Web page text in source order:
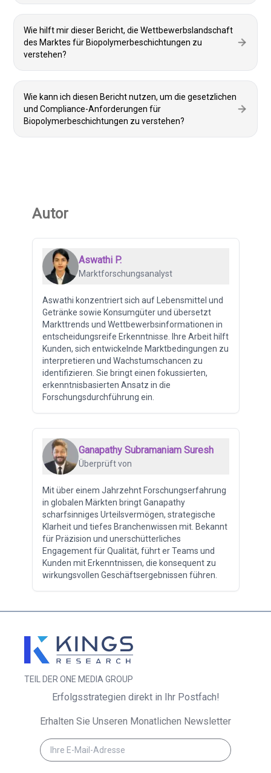
Wie hilft mir dieser Bericht, die Wettbewerbslandschaft
des Marktes für Biopolymerbeschichtungen zu
verstehen?
Wie kann ich diesen Bericht nutzen, um die gesetzlichen
und Compliance-Anforderungen für
Biopolymerbeschichtungen zu verstehen?
Autor
Aswathi P.
Marktforschungsanalyst
Aswathi konzentriert sich auf Lebensmittel und
Getränke sowie Konsumgüter und übersetzt
Markttrends und Wettbewerbsinformationen in
entscheidungsreife Erkenntnisse. Ihre Arbeit hilft
Kunden, sich entwickelnde Marktbedingungen zu
interpretieren und Wachstumschancen zu
identifizieren. Sie bringt einen fokussierten,
erkenntnisbasierten Ansatz in die
Forschungsdurchführung ein.
Ganapathy Subramaniam Suresh
Überprüft von
Mit über einem Jahrzehnt Forschungserfahrung
in globalen Märkten bringt Ganapathy
scharfsinniges Urteilsvermögen, strategische
Klarheit und tiefes Branchenwissen mit. Bekannt
für Präzision und unerschütterliches
Engagement für Qualität, führt er Teams und
Kunden mit Erkenntnissen, die konsequent zu
wirkungsvollen Geschäftsergebnissen führen.
TEIL DER ONE MEDIA GROUP
Erfolgsstrategien direkt in Ihr Postfach!
Erhalten Sie Unseren Monatlichen Newsletter